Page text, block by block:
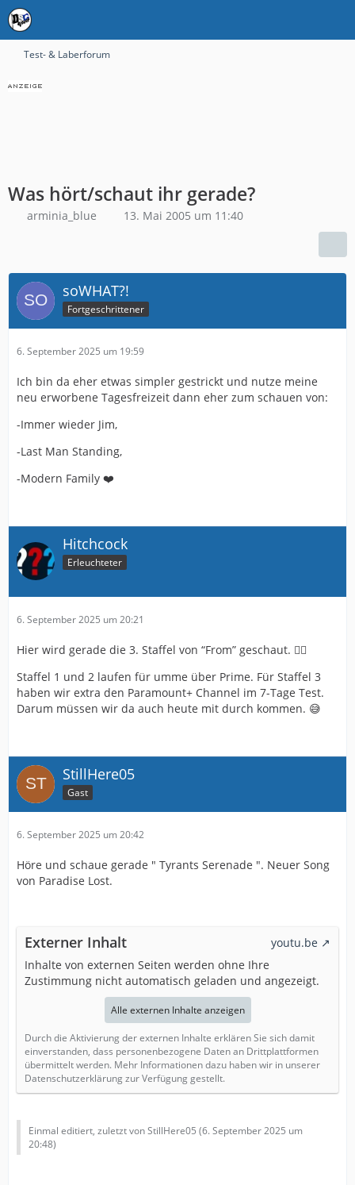
Test- & Laberforum
Was hört/schaut ihr gerade?
arminia_blue 13. Mai 2005 um 11:40
soWHAT?!
Fortgeschrittener
6. September 2025 um 19:59
Ich bin da eher etwas simpler gestrickt und nutze meine
neu erworbene Tagesfreizeit dann eher zum schauen von:
-Immer wieder Jim,
-Last Man Standing,
-Modern Family ❤️
Hitchcock
Erleuchteter
6. September 2025 um 20:21
Hier wird gerade die 3. Staffel von “From” geschaut. 🧟‍♂️
Staffel 1 und 2 laufen für umme über Prime. Für Staffel 3
haben wir extra den Paramount+ Channel im 7-Tage Test.
Darum müssen wir da auch heute mit durch kommen. 😅
StillHere05
Gast
6. September 2025 um 20:42
Höre und schaue gerade " Tyrants Serenade ". Neuer Song
von Paradise Lost.
Externer Inhalt
youtu.be
Inhalte von externen Seiten werden ohne Ihre
Zustimmung nicht automatisch geladen und angezeigt.
Alle externen Inhalte anzeigen
Durch die Aktivierung der externen Inhalte erklären Sie sich damit
einverstanden, dass personenbezogene Daten an Drittplattformen
übermittelt werden. Mehr Informationen dazu haben wir in unserer
Datenschutzerklärung zur Verfügung gestellt.
Einmal editiert, zuletzt von StillHere05 (6. September 2025 um
20:48)